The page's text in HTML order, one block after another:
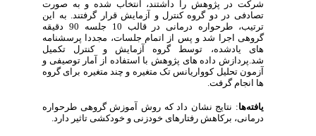
شرکت در پژوهش را داشتند، انتخاب شده و به صورت
تصادفی در دو گروه کنترل و آزمایش قرار گرفتند. به این
ترتیب، طرحواره درمانی در قالب 10 جلسه 90 دقیقه
گروهی اجرا شد و پس از اتمام جلسات، مجددا پرسشنامه
های یادشده، توسط گروه آزمایش و کنترل تکمیل
شد.پردازش داده های پژوهش با استفاده از آمار توصیفی و
آزمون تحلیل کوواریانس تک متغیره و چند متغیره برای گروه
ها انجام گرفت.
یافته‌ها: نتایج نشان داد که روش آموزش گروهی طرحواره
درمانی، برکاهش رفتارهای خودزنی و خودکشی تاثیر دارد.